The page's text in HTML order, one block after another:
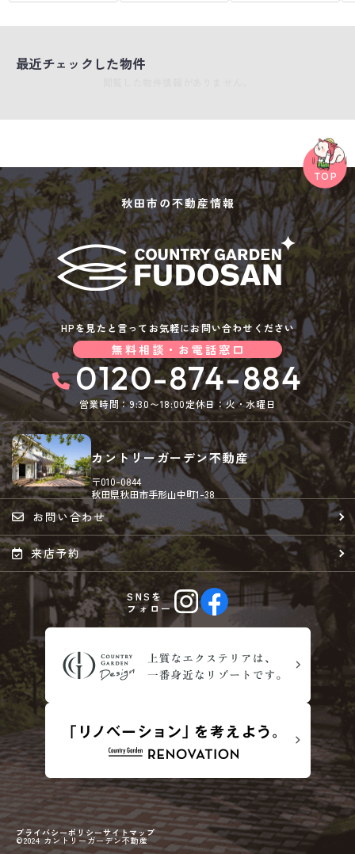
最近チェックした物件
秋田市の不動産情報
HPを見たと言ってお気軽にお問い合わせください
無料相談・お電話窓口
0120-874-884
営業時間：9:30〜18:00定休日：火・水曜日
カントリーガーデン不動産
〒010-0844
秋田県秋田市手形山中町1-38
お問い合わせ
来店予約
SNSを
フォロー
プライバシーポリシーサイトマップ
©2024 カントリーガーデン不動産